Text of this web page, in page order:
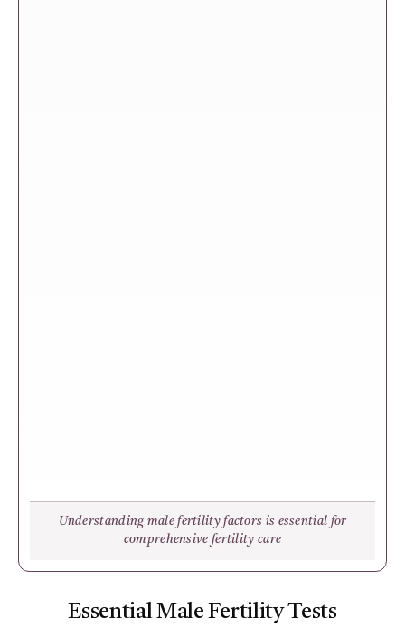
Understanding male fertility factors is essential for
comprehensive fertility care
Essential Male Fertility Tests